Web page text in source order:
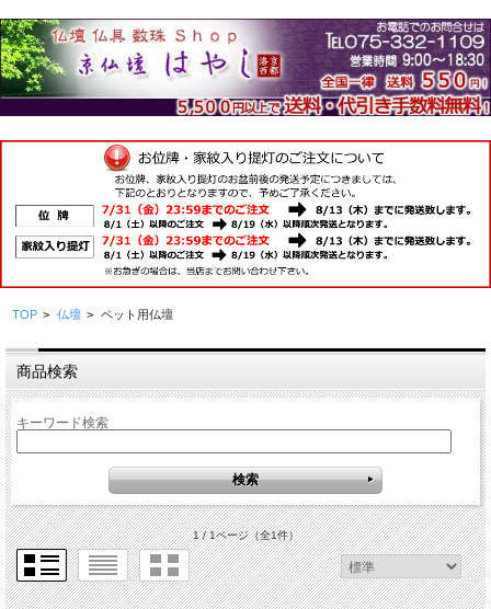
TOP > 仏壇 > ペット用仏壇
商品検索
キーワード検索
1 / 1ページ（全1件）